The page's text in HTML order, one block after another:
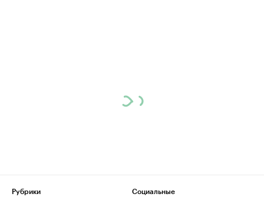
Рубрики
Социальные